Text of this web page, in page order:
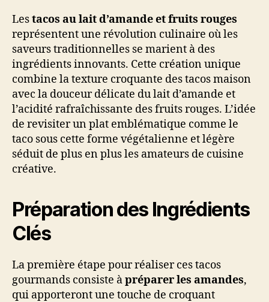
Lestacos au lait d’amande et fruits rouges
représentent une révolution culinaire où les
saveurs traditionnelles se marient à des
ingrédients innovants. Cette création unique
combine la texture croquante des tacos maison
avec la douceur délicate du lait d’amande et
l’acidité rafraîchissante des fruits rouges. L’idée
de revisiter un plat emblématique comme le
taco sous cette forme végétalienne et légère
séduit de plus en plus les amateurs de cuisine
créative.
Préparation des Ingrédients
Clés
La première étape pour réaliser ces tacos
gourmands consiste àpréparer les amandes,
qui apporteront une touche de croquant